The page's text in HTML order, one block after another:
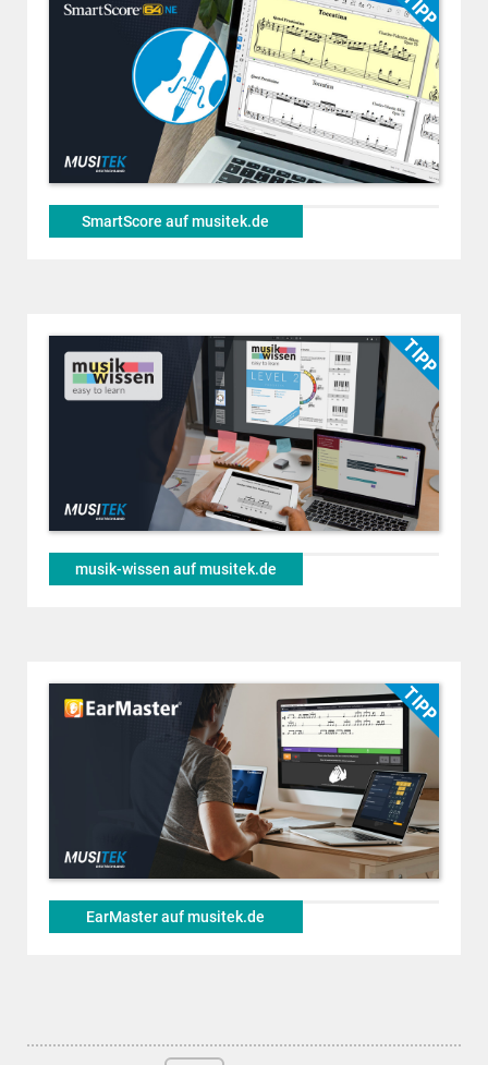
SmartScore auf musitek.de
musik-wissen auf musitek.de
EarMaster auf musitek.de